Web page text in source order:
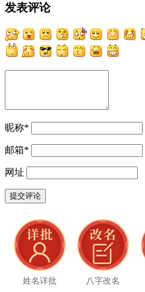
发表评论
昵称*
邮箱*
网址
姓名详批 八字改名